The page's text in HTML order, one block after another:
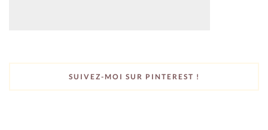
SUIVEZ-MOI SUR PINTEREST !